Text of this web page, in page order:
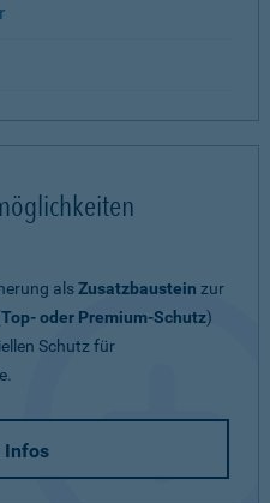
alsZusatzbaustein zur
Top- oder Premium-Schutz)
Schutz für
Infos